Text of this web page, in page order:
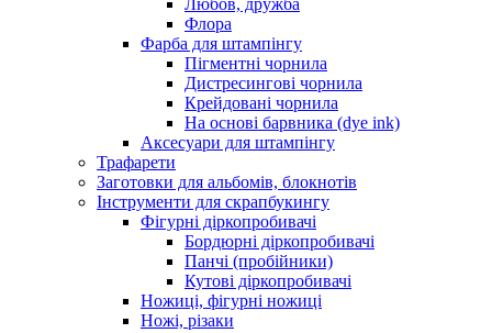
Флора
Фарба для штампінгу
Пігментні чорнила
Дистресингові чорнила
Крейдовані чорнила
На основі барвника (dye ink)
Аксесуари для штампінгу
Трафарети
Заготовки для альбомів, блокнотів
Інструменти для скрапбукингу
Фігурні діркопробивачі
Бордюрні діркопробивачі
Панчі (пробійники)
Кутові діркопробивачі
Ножиці, фігурні ножиці
Ножі, різаки